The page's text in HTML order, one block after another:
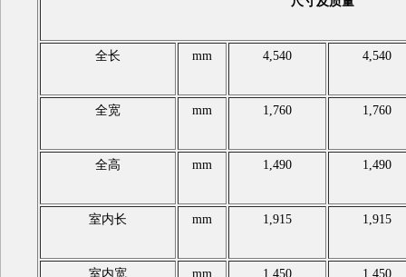
全长 mm 4,540 4,540
全宽 mm 1,760 1,760
全高 mm 1,490 1,490
室内长 mm 1,915 1,915
室内宽 mm 1,450 1,450